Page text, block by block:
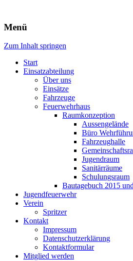
Freiwillige
v.d.H.
Menü
Zum Inhalt springen
Start
Einsatzabteilung
Über uns
Einsätze
Fahrzeuge
Feuerwehrhaus
Raumkonzeption
Aussengelände
Büro
Fahrzeughalle
Jugendraum
Sanitärräume
Schulungsraum
Bautagebuch 2015
Jugendfeuerwehr
Verein
Spritzer
Kontakt
Impressum
Datenschutzerklärung
Kontaktformular
Mitglied werden